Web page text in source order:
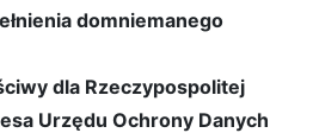
domniemanego
dla Rzeczypospolitej
Urzędu Ochrony Danych